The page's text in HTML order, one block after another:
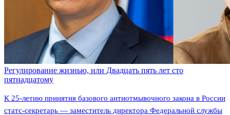
Регулирование жизнью, или Двадцать пять лет сто
пятнадцатому
К 25-летию принятия базового антиотмывочного закона в России
статс-секретарь — заместитель директора Федеральной службы